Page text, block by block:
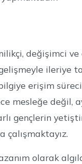
değişimci
ileriye
erişim
mesleğe değil,
gençlerin
çalışmaktayız.
olarak